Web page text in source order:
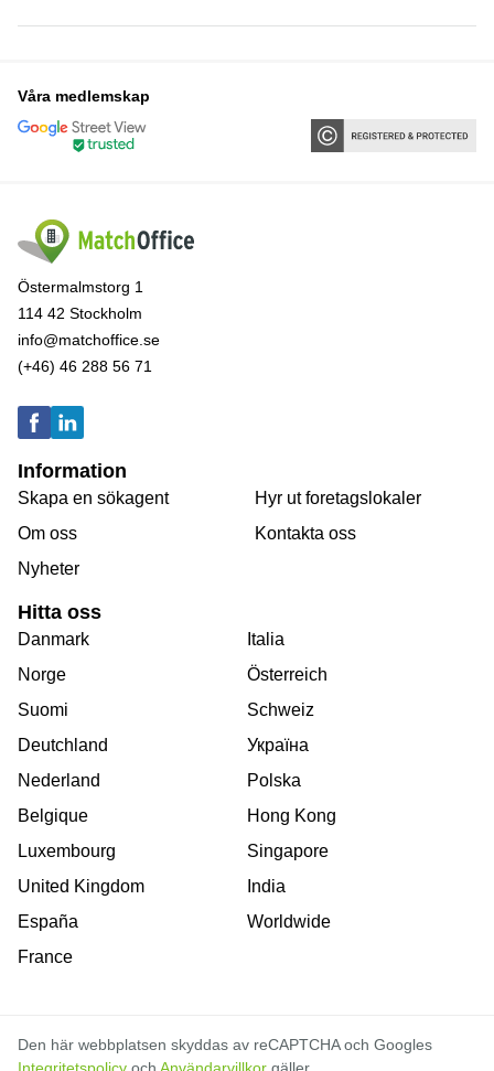
Våra medlemskap
Östermalmstorg 1
114 42 Stockholm
info@matchoffice.se
(+46) 46 288 56 71
Information
Skapa en sökagent
Om oss
Nyheter
Hyr ut foretagslokaler
Kontakta oss
Hitta oss
Danmark
Norge
Suomi
Deutchland
Nederland
Belgique
Luxembourg
United Kingdom
España
France
Italia
Österreich
Schweiz
Україна
Polska
Hong Kong
Singapore
India
Worldwide
Den här webbplatsen skyddas av reCAPTCHA och Googles